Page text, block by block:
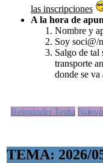
las inscripciones
A la hora de
Nombre y
Soy soci@/
Salgo de tal
transporte
donde se va
Responder Tema
TEMA: 2026/